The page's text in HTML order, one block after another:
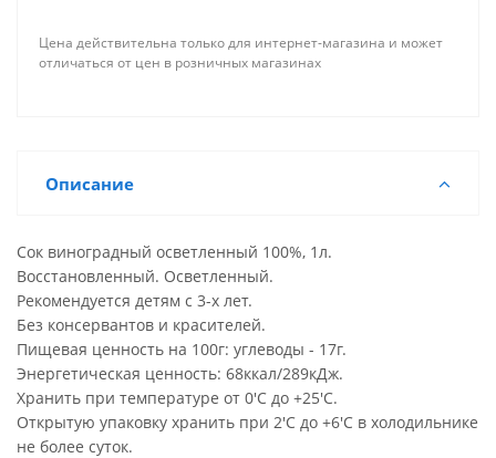
Цена действительна только для интернет-магазина и может
отличаться от цен в розничных магазинах
Описание
Сок виноградный осветленный 100%, 1л.
Восстановленный. Осветленный.
Рекомендуется детям с 3-х лет.
Без консервантов и красителей.
Пищевая ценность на 100г: углеводы - 17г.
Энергетическая ценность: 68ккал/289кДж.
Хранить при температуре от 0'C до +25'C.
Открытую упаковку хранить при 2'C до +6'C в холодильнике
не более суток.